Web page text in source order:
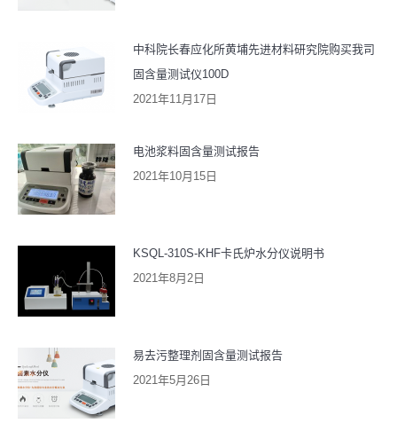
中科院长春应化所黄埔先进材料研究院购买我司
固含量测试仪100D
2021年11月17日
电池浆料固含量测试报告
2021年10月15日
KSQL-310S-KHF卡氏炉水分仪说明书
2021年8月2日
易去污整理剂固含量测试报告
2021年5月26日